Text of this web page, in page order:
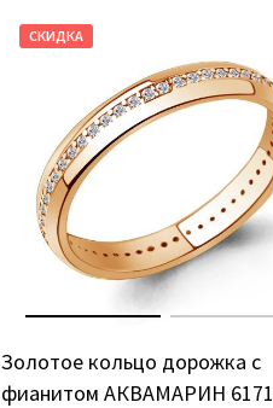
СКИДКА
Золотое кольцо дорожка с
фианитом АКВАМАРИН